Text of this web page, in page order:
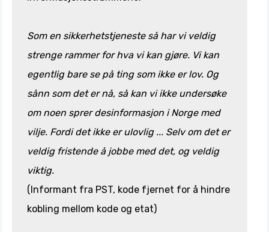
Som en sikkerhetstjeneste så har vi veldig
strenge rammer for hva vi kan gjøre. Vi kan
egentlig bare se på ting som ikke er lov. Og
sånn som det er nå, så kan vi ikke undersøke
om noen sprer desinformasjon i Norge med
vilje. Fordi det ikke er ulovlig ... Selv om det er
veldig fristende å jobbe med det, og veldig
viktig.
(Informant fra PST, kode fjernet for å hindre
kobling mellom kode og etat)